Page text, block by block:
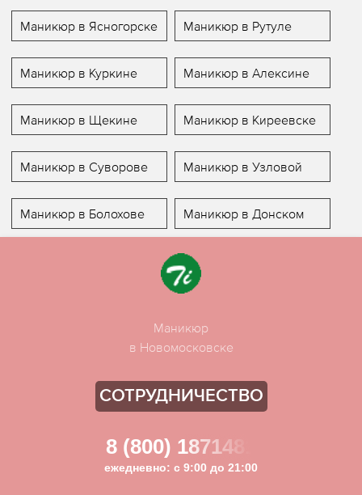
Маникюр в Ясногорске Маникюр в Рутуле
Маникюр в Куркине Маникюр в Алексине
Маникюр в Щекине Маникюр в Киреевске
Маникюр в Суворове Маникюр в Узловой
Маникюр в Болохове Маникюр в Донском
Маникюр
в Новомосковске
СОТРУДНИЧЕСТВО
8 (800) 1871481
ежедневно: с 9:00 до 21:00